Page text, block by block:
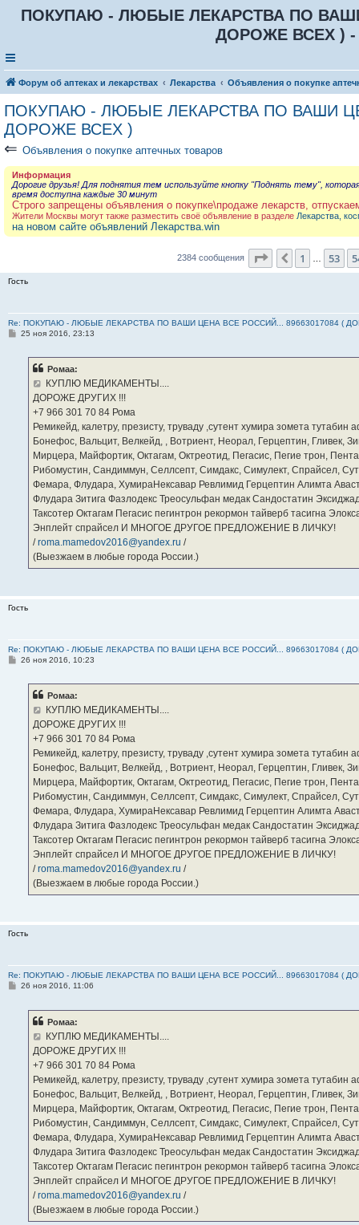
ПОКУПАЮ - ЛЮБЫЕ ЛЕКАРСТВА ПО ВАШИ
ДОРОЖЕ ВСЕХ ) -
Форум об аптеках и лекарствах Лекарства Объявления о покупке
ПОКУПАЮ - ЛЮБЫЕ ЛЕКАРСТВА ПО ВАШИ
ДОРОЖЕ ВСЕХ )
⇐ Объявления о покупке аптечных товаров
Информация
Дорогие друзья! Для поднятия тем используйте кнопку "Поднять тему",
время доступна каждые 30 минут
Строго запрещены объявления о покупке\продаже лекарств,
Жители Москвы могут также разместить своё объявление в разделе Лекарства,
на новом сайте объявлений Лекарства.win
2384 сообщения Страница 55из
Пред.
1 53
Гость
Re: ПОКУПАЮ - ЛЮБЫЕ ЛЕКАРСТВА ПО ВАШИ ЦЕНА ВСЕ РОССИЙ... 89663017084 (
С25 ноя 2016, 23:13
Ромаа:
КУПЛЮ МЕДИКАМЕНТЫ....
ДОРОЖЕ ДРУГИХ !!!
‪+7 966 301 70 84‬ Рома
Ремикейд, калетру, презисту, труваду ,сутент хумира зомета
Бонефос, Вальцит, Велкейд, , Вотриент, Неорал, Герцептин, Гливек,
Мирцера, Майфортик, Октагам, Октреотид, Пегасис, Пегие трон,
Рибомустин, Сандиммун, Селлсепт, Симдакс, Симулект, Спрайсел,
Фемара, Флудара, ХумираНексавар Ревлимид Герцептин Алимта
Флудара Зитига Фазлодекс Треосульфан медак Сандостатин
Таксотер Октагам Пегасис пегинтрон рекормон тайверб тасигна
Энплейт спрайсел И МНОГОЕ ДРУГОЕ ПРЕДЛОЖЕНИЕ В ЛИЧКУ!
/roma.mamedov2016@yandex.ru /
(Выезжаем в любые города России.)
Гость
Re: ПОКУПАЮ - ЛЮБЫЕ ЛЕКАРСТВА ПО ВАШИ ЦЕНА ВСЕ РОССИЙ... 89663017084 (
С26 ноя 2016, 10:23
Ромаа:
КУПЛЮ МЕДИКАМЕНТЫ....
ДОРОЖЕ ДРУГИХ !!!
‪+7 966 301 70 84‬ Рома
Ремикейд, калетру, презисту, труваду ,сутент хумира зомета
Бонефос, Вальцит, Велкейд, , Вотриент, Неорал, Герцептин, Гливек,
Мирцера, Майфортик, Октагам, Октреотид, Пегасис, Пегие трон,
Рибомустин, Сандиммун, Селлсепт, Симдакс, Симулект, Спрайсел,
Фемара, Флудара, ХумираНексавар Ревлимид Герцептин Алимта
Флудара Зитига Фазлодекс Треосульфан медак Сандостатин
Таксотер Октагам Пегасис пегинтрон рекормон тайверб тасигна
Энплейт спрайсел И МНОГОЕ ДРУГОЕ ПРЕДЛОЖЕНИЕ В ЛИЧКУ!
/roma.mamedov2016@yandex.ru /
(Выезжаем в любые города России.)
Гость
Re: ПОКУПАЮ - ЛЮБЫЕ ЛЕКАРСТВА ПО ВАШИ ЦЕНА ВСЕ РОССИЙ... 89663017084 (
С26 ноя 2016, 11:06
Ромаа:
КУПЛЮ МЕДИКАМЕНТЫ....
ДОРОЖЕ ДРУГИХ !!!
‪+7 966 301 70 84‬ Рома
Ремикейд, калетру, презисту, труваду ,сутент хумира зомета
Бонефос, Вальцит, Велкейд, , Вотриент, Неорал, Герцептин, Гливек,
Мирцера, Майфортик, Октагам, Октреотид, Пегасис, Пегие трон,
Рибомустин, Сандиммун, Селлсепт, Симдакс, Симулект, Спрайсел,
Фемара, Флудара, ХумираНексавар Ревлимид Герцептин Алимта
Флудара Зитига Фазлодекс Треосульфан медак Сандостатин
Таксотер Октагам Пегасис пегинтрон рекормон тайверб тасигна
Энплейт спрайсел И МНОГОЕ ДРУГОЕ ПРЕДЛОЖЕНИЕ В ЛИЧКУ!
/roma.mamedov2016@yandex.ru /
(Выезжаем в любые города России.)